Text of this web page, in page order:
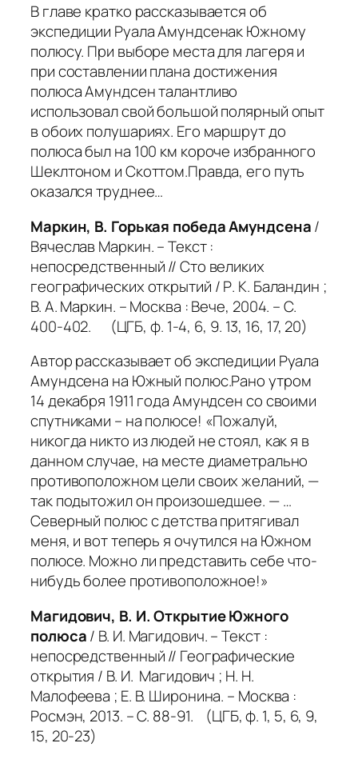
В главе кратко рассказывается об
экспедиции Руала Амундсенак Южному
полюсу. При выборе места для лагеря и
при составлении плана достижения
полюса Амундсен талантливо
использовал свой большой полярный опыт
в обоих полушариях. Его маршрут до
полюса был на 100 км короче избранного
Шеклтоном и Скоттом.Правда, его путь
оказался труднее…
Маркин, В. Горькая победа Амундсена/
Вячеслав Маркин. – Текст :
непосредственный // Сто великих
географических открытий / Р. К. Баландин ;
В. А. Маркин. – Москва : Вече, 2004. – С.
400-402. (ЦГБ, ф. 1-4, 6, 9. 13, 16, 17, 20)
Автор рассказывает об экспедиции Руала
Амундсена на Южный полюс.Рано утром
14 декабря 1911 года Амундсен со своими
спутниками – на полюсе! «Пожалуй,
никогда никто из людей не стоял, как я в
данном случае, на месте диаметрально
противоположном цели своих желаний, —
так подытожил он произошедшее. — …
Северный полюс с детства притягивал
меня, и вот теперь я очутился на Южном
полюсе. Можно ли представить себе что-
нибудь более противоположное!»
Магидович, В. И. Открытие Южного
полюса/ В. И. Магидович. – Текст :
непосредственный // Географические
открытия / В. И. Магидович ; Н. Н.
Малофеева ; Е. В. Широнина. – Москва :
Росмэн, 2013. – С. 88-91. (ЦГБ, ф. 1, 5, 6, 9,
15, 20-23)